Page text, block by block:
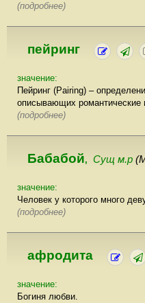
(подробнее)
пейринг
значение:
Пейринг (Pairing) –
описывающих романтические
(подробнее)
Бабабой, Сущ м.р
значение:
Человек у которого много
(подробнее)
афродита
значение:
Богиня любви.